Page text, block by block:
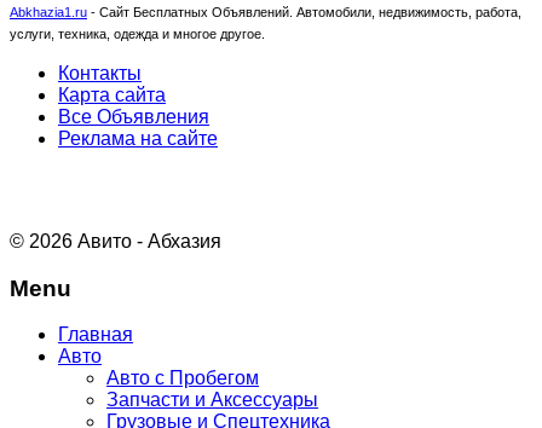
Abkhazia1.ru - Сайт Бесплатных Объявлений. Автомобили, недвижимость, работа,
услуги, техника, одежда и многое другое.
Контакты
Карта сайта
Все Объявления
Реклама на сайте
© 2026 Авито - Абхазия
Menu
Главная
Авто
Авто с Пробегом
Запчасти и Аксессуары
Грузовые и Спецтехника